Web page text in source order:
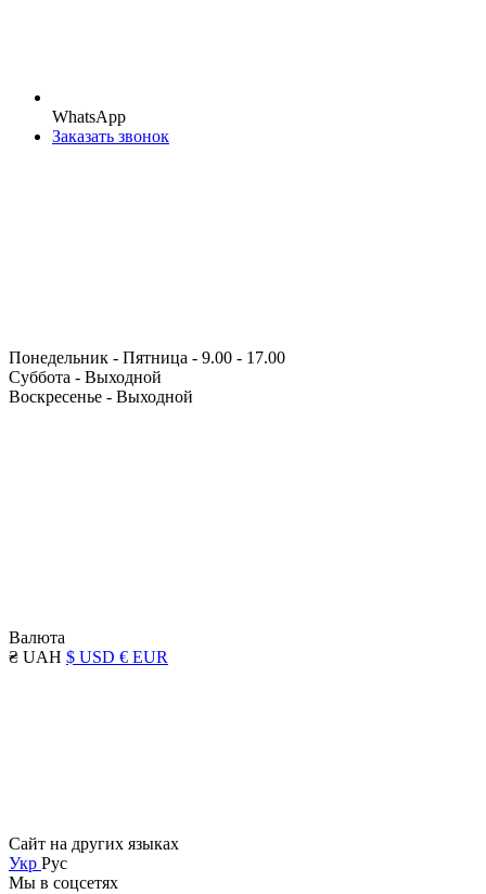
WhatsApp
Заказать звонок
Понедельник - Пятница - 9.00 - 17.00
Суббота - Выходной
Воскресенье - Выходной
Валюта
₴ UAH $ USD € EUR
Сайт на других языках
Укр Рус
Мы в соцсетях